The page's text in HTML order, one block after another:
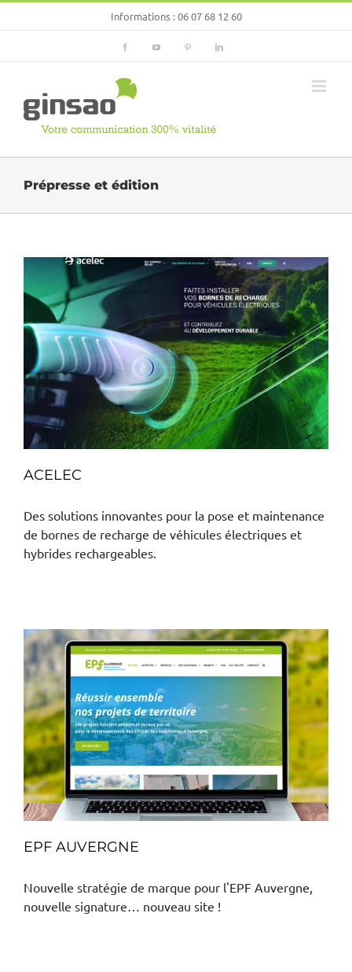
au
Informations :06 07 68 12 60
Facebook YouTube Pinterest LinkedIn
Prépresse et édition
ACELEC
Des solutions innovantes pour la pose et maintenance
de bornes de recharge de véhicules électriques et
hybrides rechargeables.
EPF AUVERGNE
Nouvelle stratégie de marque pour l'EPF Auvergne,
nouvelle signature… nouveau site !